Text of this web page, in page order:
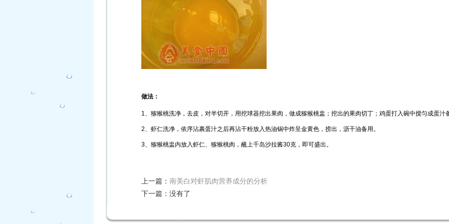
做法：
1、猕猴桃洗净，去皮，对半切开，用挖球器挖出果肉，做成猕猴桃盅；挖出的果肉切丁；鸡蛋打入碗中搅匀成蛋汁
2、虾仁洗净，依序沾裹蛋汁之后再沾干粉放入热油锅中炸呈金黄色，捞出，沥干油备用。
3、猕猴桃盅内放入虾仁、猕猴桃肉，蘸上千岛沙拉酱30克，即可盛出。
上一篇： 南美白对虾肌肉营养成分的分析
下一篇： 没有了